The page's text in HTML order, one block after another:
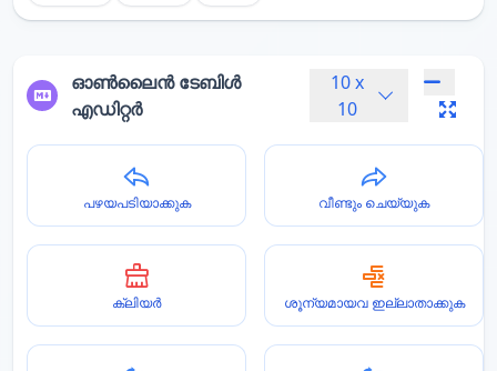
ഓൺലൈൻ ടേബിൾ
എഡിറ്റർ
10 x
10
പഴയപടിയാക്കുക വീണ്ടും ചെയ്യുക
ക്ലിയർ ശൂന്യമായവ ഇല്ലാതാക്കുക